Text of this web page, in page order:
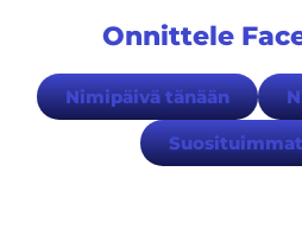
Onnittele
Nimipäivä tänään